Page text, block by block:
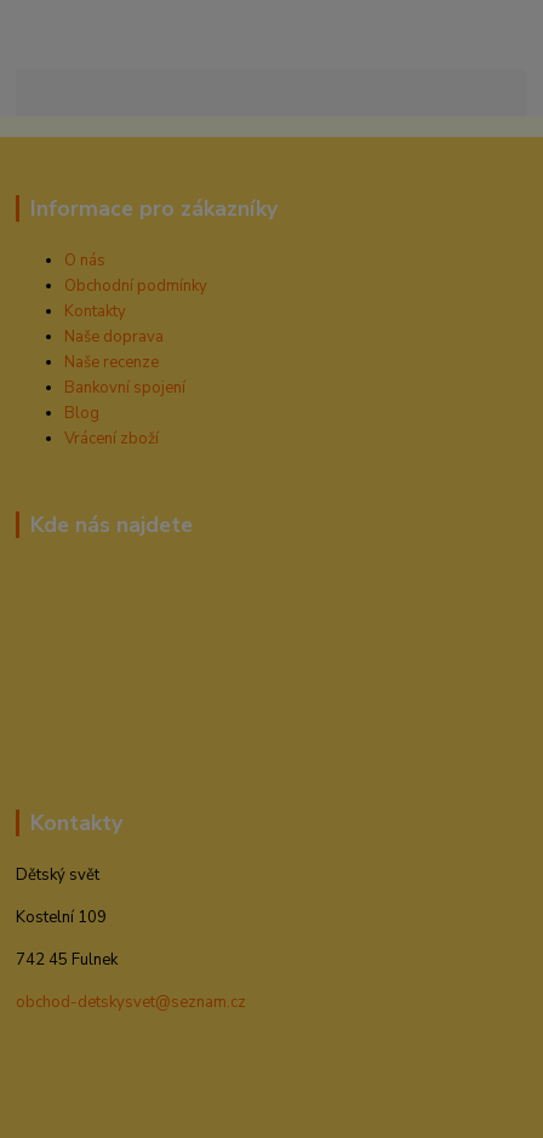
Informace pro zákazníky
O nás
Obchodní podmínky
Kontakty
Naše doprava
Naše recenze
Bankovní spojení
Blog
Vrácení zboží
Kde nás najdete
Kontakty
Dětský svět
Kostelní 109
742 45 Fulnek
obchod-detskysvet@seznam.cz